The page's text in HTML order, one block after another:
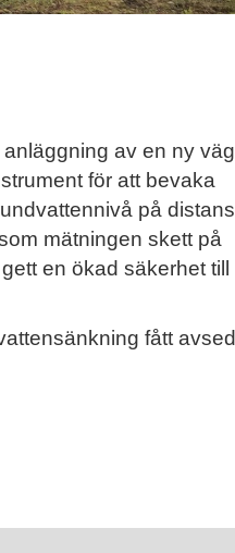
av en ny
för att bevaka
på distans
mätningen skett på
en ökad säkerhet till
fått